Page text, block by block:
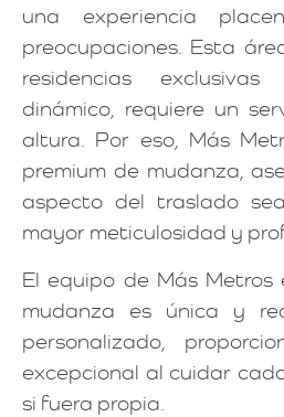
una experiencia
preocupaciones. Esta
residencias
dinámico, requiere un
altura. Por eso, Más
premium de mudanza,
aspecto del traslado
mayor meticulosidad y
El equipo de Más
mudanza es única y
personalizado,
excepcional al cuidar
si fuera propia.